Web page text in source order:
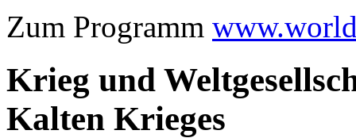
Zum Programm
Krieg und
Kalten Krieges